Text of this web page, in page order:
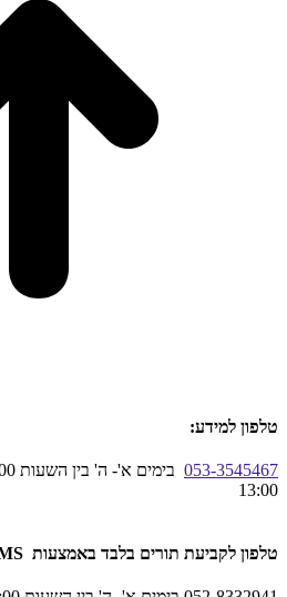
טלפון למידע:
053-3545467
13:00
טלפון לקביעת תורים בלבד באמצעות SMS :